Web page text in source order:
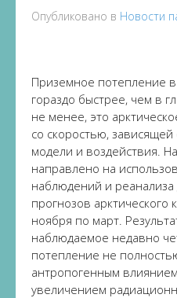
Опубликовано в Новости
Приземное потепление
гораздо быстрее, чем в
не менее, это аркти
со скоростью, зависящей
модели и воздействия.
направлено на
наблюдений и реанализа
прогнозов арктического
ноября по март.
наблюдаемое недавно
потепление не
антропогенным
увеличением